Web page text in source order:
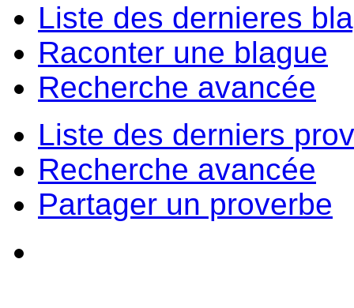
Liste des dernieres
Raconter une blague
Recherche avancée
Liste des derniers
Recherche avancée
Partager un proverbe